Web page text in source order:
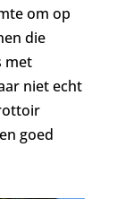
om op
die
met
niet echt
goed